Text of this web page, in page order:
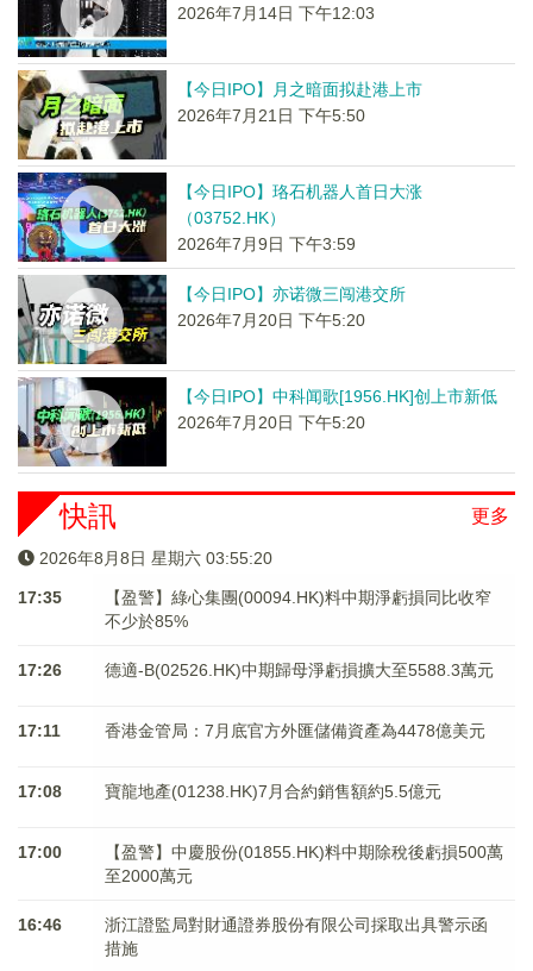
2026年7月14日 下午12:03
【今日IPO】月之暗面拟赴港上市
2026年7月21日 下午5:50
【今日IPO】珞石机器人首日大涨
（03752.HK）
2026年7月9日 下午3:59
【今日IPO】亦诺微三闯港交所
2026年7月20日 下午5:20
【今日IPO】中科闻歌[1956.HK]创上市新低
2026年7月20日 下午5:20
更多
快訊
2026年8月8日 星期六 03:55:21
17:35
【盈警】綠心集團(00094.HK)料中期淨虧損同比收窄
不少於85%
17:26 德適-B(02526.HK)中期歸母淨虧損擴大至5588.3萬元
17:11 香港金管局：7月底官方外匯儲備資產為4478億美元
17:08 寶龍地產(01238.HK)7月合約銷售額約5.5億元
17:00
【盈警】中慶股份(01855.HK)料中期除稅後虧損500萬
至2000萬元
16:46
浙江證監局對財通證券股份有限公司採取出具警示函
措施